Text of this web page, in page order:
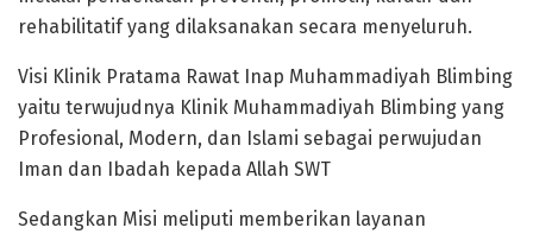
rehabilitatif yang dilaksanakan secara menyeluruh.
Visi Klinik Pratama Rawat Inap Muhammadiyah Blimbing
yaitu terwujudnya Klinik Muhammadiyah Blimbing yang
Profesional, Modern, dan Islami sebagai perwujudan
Iman dan Ibadah kepada Allah SWT
Sedangkan Misi meliputi memberikan layanan